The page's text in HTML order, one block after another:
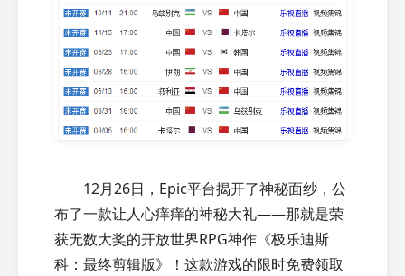
12月26日，Epic平台揭开了神秘面纱，公
布了一款让人心痒痒的神秘大礼——那就是荣
获无数大奖的开放世界RPG神作《极乐迪斯
科：最终剪辑版》！这款游戏的限时免费领取